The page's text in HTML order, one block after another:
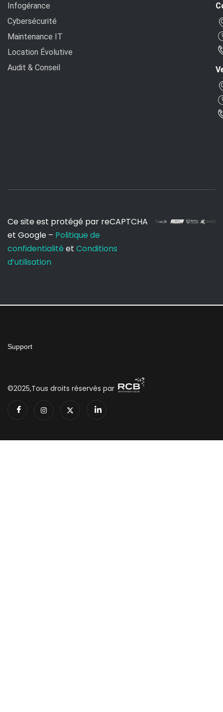
Infogérance
Cybersécurité
Maintenance IT
Location Évolutive
Audit & Conseil
Ce site est protégé par reCAPTCHA
et Google – Politique de
confidentialité et Conditions
d’utilisation
Support
©2025,Tous droits réservés par